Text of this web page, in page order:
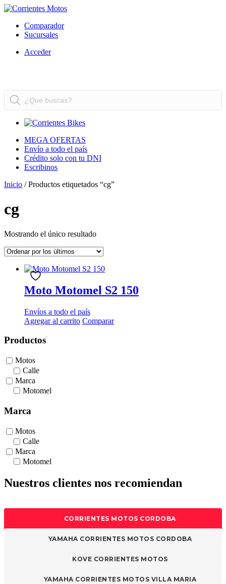
Comparador
Sucursales
Acceder
Búsqueda
de
productos
MEGA OFERTAS
Envío a todo el país
Crédito solo con tu DNI
Escribinos
Inicio / Productos etiquetados “cg”
cg
Mostrando el único resultado
Moto Motomel S2 150
Envíos a todo el país
Agregar al carrito Comparar
Productos
Motos
Calle
Marca
Motomel
Marca
Motos
Calle
Marca
Motomel
Nuestros clientes nos recomiendan
CORRIENTES MOTOS CORDOBA
YAMAHA CORRIENTES MOTOS CORDOBA
KOVE CORRIENTES MOTOS
YAMAHA CORRIENTES MOTOS VILLA MARIA